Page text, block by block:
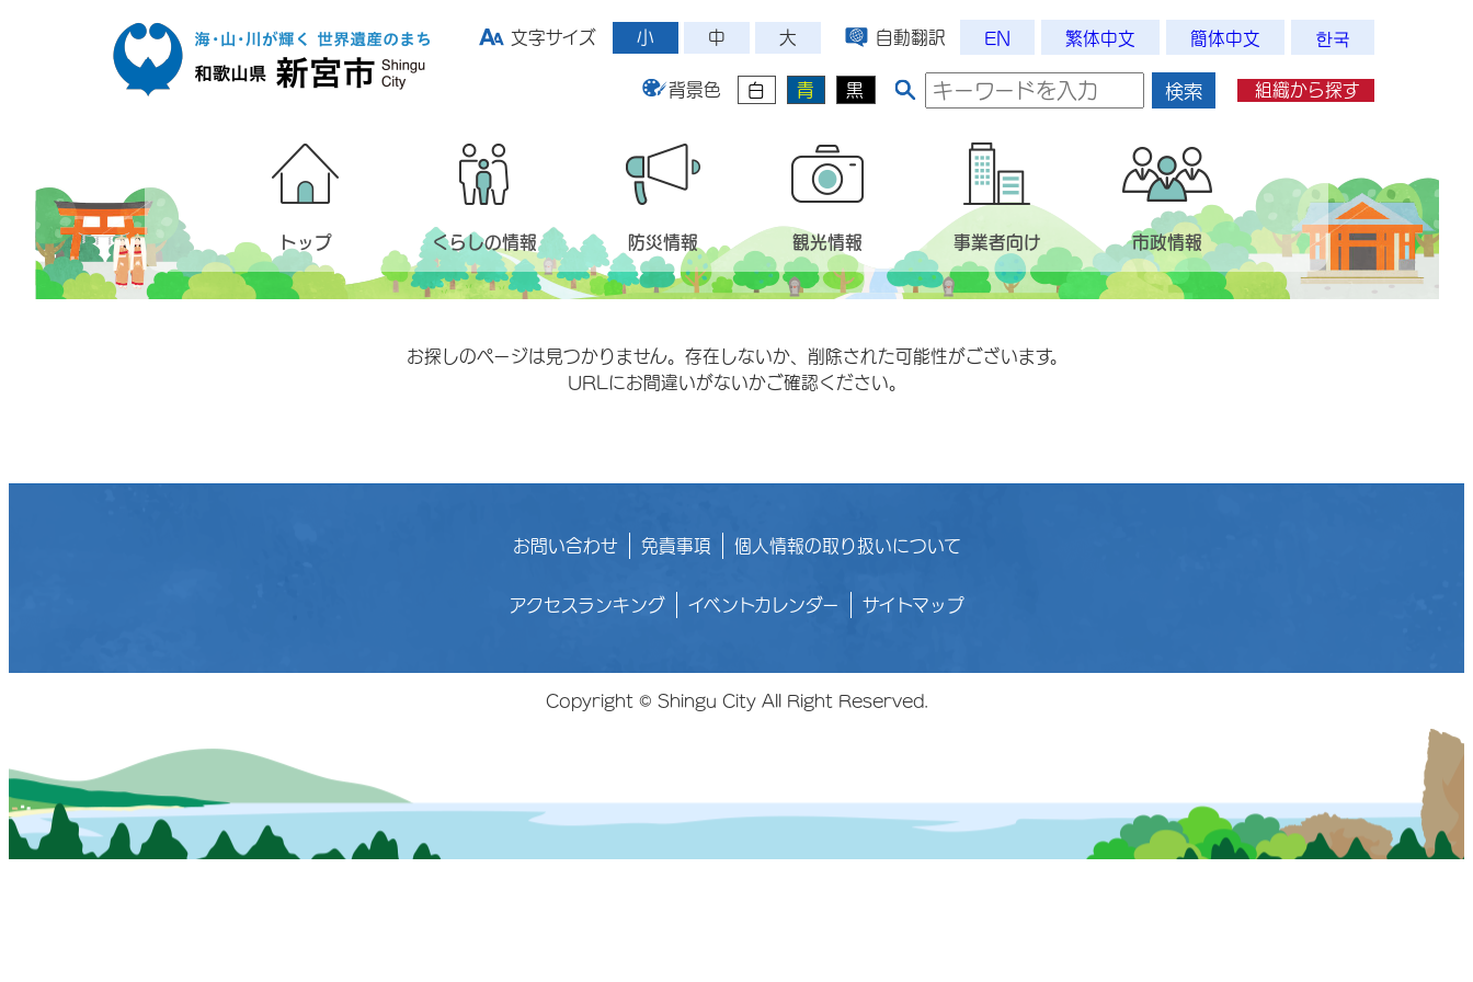
文字サイズ
小 中 大 自動翻訳 EN 繁体中文 簡体中文 한국
背景色 白 青 黒 検索 組織から探す
トップ くらしの情報 防災情報 観光情報 事業者向け 市政情報
お探しのページは見つかりません。存在しないか、削除された可能性がございます。
URLにお間違いがないかご確認ください。
お問い合わせ 免責事項 個人情報の取り扱いについて
アクセスランキング イベントカレンダー サイトマップ
Copyright © Shingu City All Right Reserved.